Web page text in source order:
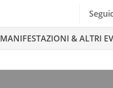
MANIFESTAZIONI & ALTRI